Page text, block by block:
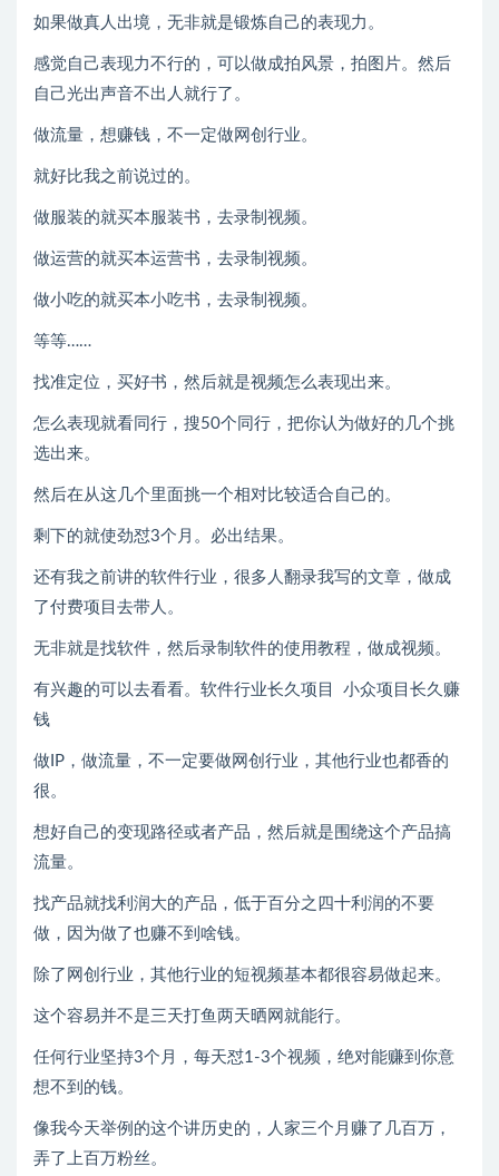
如果做真人出境，无非就是锻炼自己的表现力。
感觉自己表现力不行的，可以做成拍风景，拍图片。然后
自己光出声音不出人就行了。
做流量，想赚钱，不一定做网创行业。
就好比我之前说过的。
做服装的就买本服装书，去录制视频。
做运营的就买本运营书，去录制视频。
做小吃的就买本小吃书，去录制视频。
等等……
找准定位，买好书，然后就是视频怎么表现出来。
怎么表现就看同行，搜50个同行，把你认为做好的几个挑
选出来。
然后在从这几个里面挑一个相对比较适合自己的。
剩下的就使劲怼3个月。必出结果。
还有我之前讲的软件行业，很多人翻录我写的文章，做成
了付费项目去带人。
无非就是找软件，然后录制软件的使用教程，做成视频。
有兴趣的可以去看看。软件行业长久项目 小众项目长久赚
钱
做IP，做流量，不一定要做网创行业，其他行业也都香的
很。
想好自己的变现路径或者产品，然后就是围绕这个产品搞
流量。
找产品就找利润大的产品，低于百分之四十利润的不要
做，因为做了也赚不到啥钱。
除了网创行业，其他行业的短视频基本都很容易做起来。
这个容易并不是三天打鱼两天晒网就能行。
任何行业坚持3个月，每天怼1-3个视频，绝对能赚到你意
想不到的钱。
像我今天举例的这个讲历史的，人家三个月赚了几百万，
弄了上百万粉丝。